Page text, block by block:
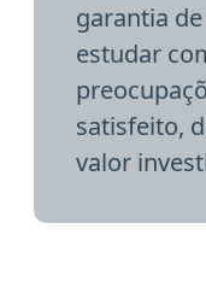
garantia
estudar
satisfeito,
valor